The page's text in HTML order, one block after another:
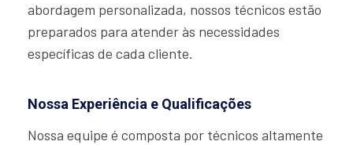
abordagem personalizada, nossos técnicos estão
preparados para atender às necessidades
específicas de cada cliente.
Nossa Experiência e Qualificações
Nossa equipe é composta por técnicos altamente